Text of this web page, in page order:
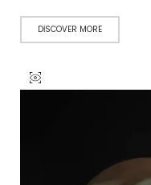
DISCOVER MORE